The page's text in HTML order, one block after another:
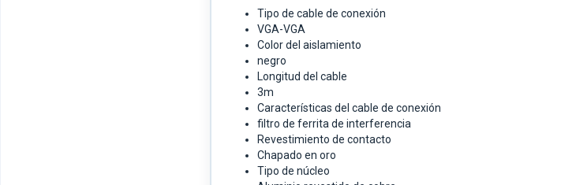
Tipo de cable de conexión
VGA-VGA
Color del aislamiento
negro
Longitud del cable
3m
Características del cable de conexión
filtro de ferrita de interferencia
Revestimiento de contacto
Chapado en oro
Tipo de núcleo